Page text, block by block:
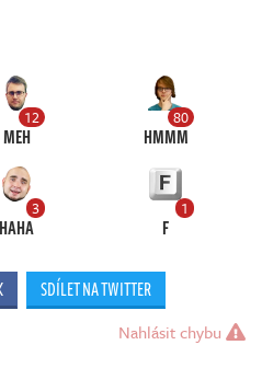
12
MEH
80
HMMM
3
HAHA
1
F
SDÍLET NA TWITTER
Nahlásit chybu